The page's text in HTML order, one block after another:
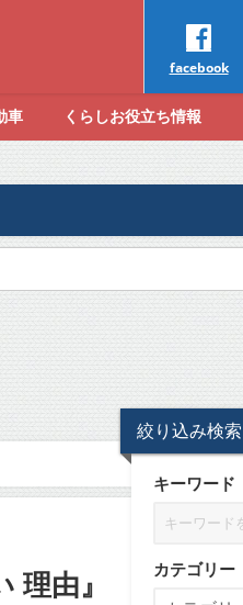
facebook
車 くらしお役立ち情報
由』
絞り込み検索
キーワード
カテゴリー